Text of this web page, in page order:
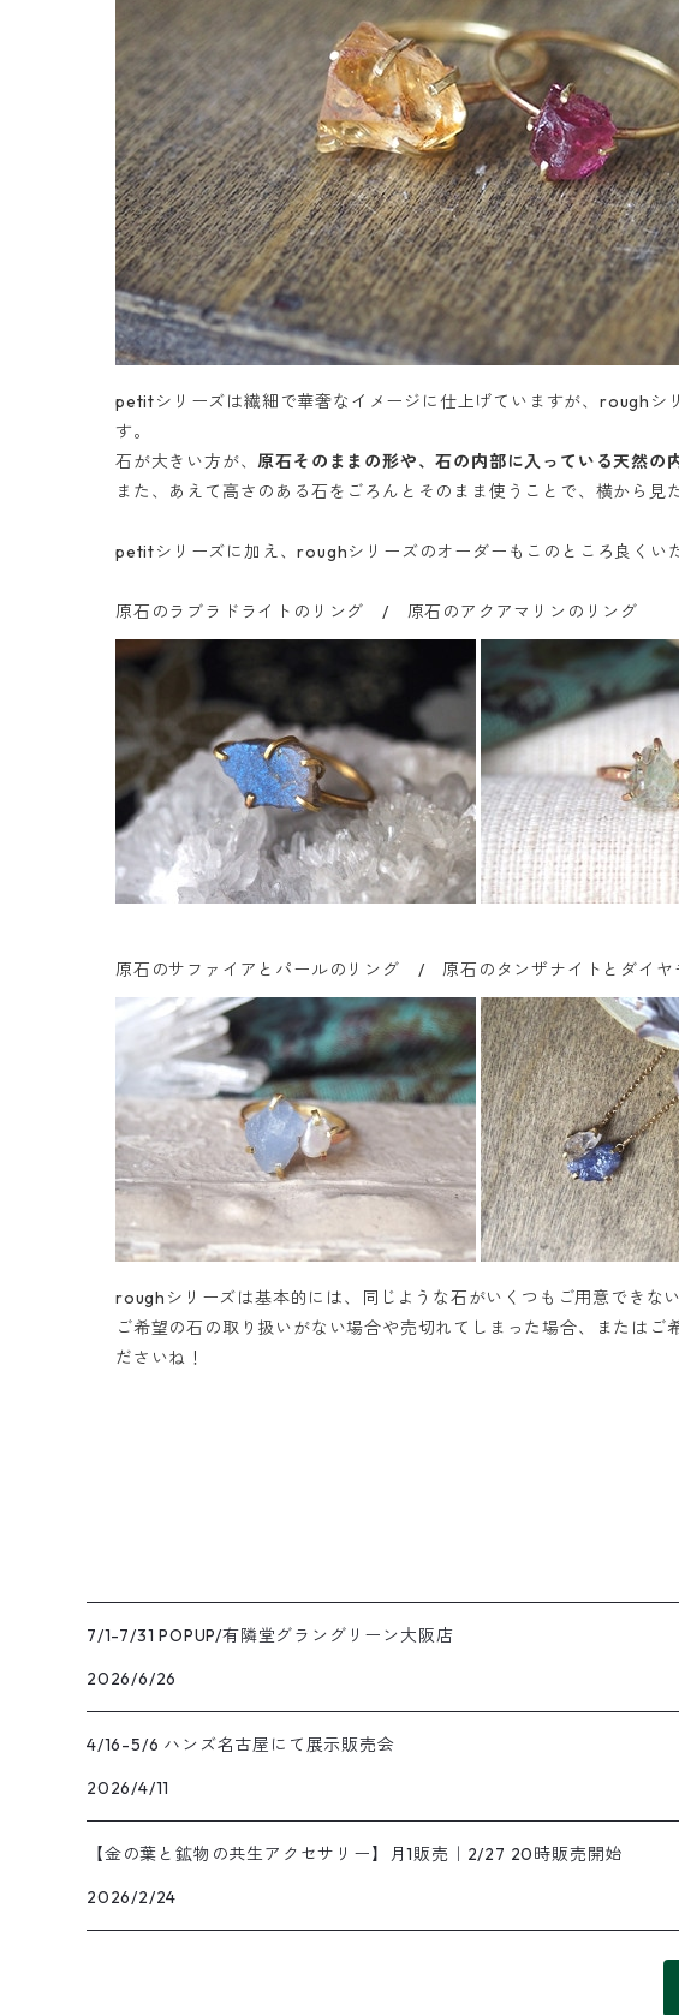
petitシリーズは繊細で華奢なイメージに仕上げていますが、roughシ
す。
石が大きい方が、原石そのままの形や、石の内部に入っている天然の
また、あえて高さのある石をごろんとそのまま使うことで、横から見
petitシリーズに加え、roughシリーズのオーダーもこのところ良くい
原石のラブラドライトのリング / 原石のアクアマリンのリング
原石のサファイアとパールのリング / 原石のタンザナイトとダイヤ
roughシリーズは基本的には、同じような石がいくつもご用意できない
ご希望の石の取り扱いがない場合や売切れてしまった場合、または
ださいね！
7/1-7/31 POPUP/有隣堂グラングリーン大阪店
2026/6/26
4/16-5/6 ハンズ名古屋にて展示販売会
2026/4/11
【金の葉と鉱物の共生アクセサリー】月1販売｜2/27 20時販売開始
2026/2/24